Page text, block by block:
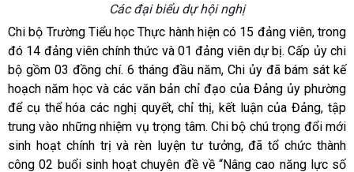
Các đại biểu dự hội nghị
Chi bộ Trường Tiểu học Thực hành hiện có 15 đảng viên, trong
đó 14 đảng viên chính thức và 01 đảng viên dự bị. Cấp ủy chi
bộ gồm 03 đồng chí. 6 tháng đầu năm, Chi ủy đã bám sát kế
hoạch năm học và các văn bản chỉ đạo của Đảng ủy phường
để cụ thể hóa các nghị quyết, chỉ thị, kết luận của Đảng, tập
trung vào những nhiệm vụ trọng tâm. Chi bộ chú trọng đổi mới
sinh hoạt chính trị và rèn luyện tư tưởng, đã tổ chức thành
công 02 buổi sinh hoạt chuyên đề về “Nâng cao năng lực số